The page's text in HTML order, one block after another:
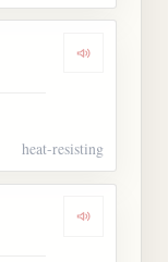
Dengarkan
heat-resisting
Dengarkan